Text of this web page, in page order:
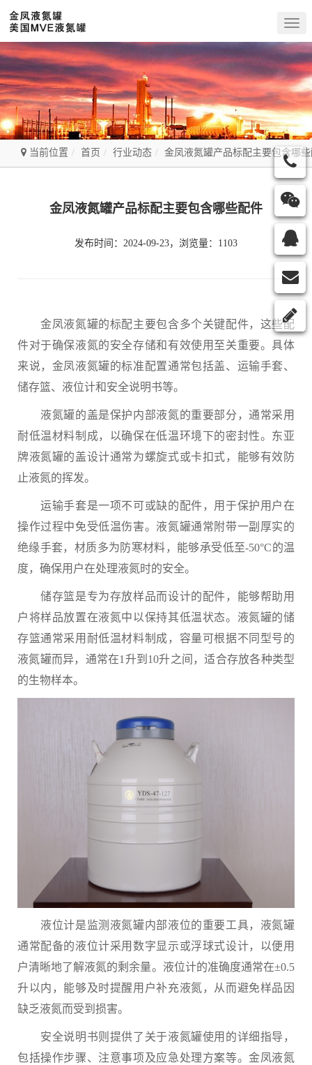
当前位置 首页 行业动态 金凤液氮罐产品标配主要包含哪
金凤液氮罐产品标配主要包含哪些配件
发布时间：2024-09-23，浏览量：1103
金凤液氮罐的标配主要包含多个关键配件，这些配
件对于确保液氮的安全存储和有效使用至关重要。具体
来说，金凤液氮罐的标准配置通常包括盖、运输手套、
储存篮、液位计和安全说明书等。
液氮罐的盖是保护内部液氮的重要部分，通常采用
耐低温材料制成，以确保在低温环境下的密封性。东亚
牌液氮罐的盖设计通常为螺旋式或卡扣式，能够有效防
止液氮的挥发。
运输手套是一项不可或缺的配件，用于保护用户在
操作过程中免受低温伤害。液氮罐通常附带一副厚实的
绝缘手套，材质多为防寒材料，能够承受低至-50°C的温
度，确保用户在处理液氮时的安全。
储存篮是专为存放样品而设计的配件，能够帮助用
户将样品放置在液氮中以保持其低温状态。液氮罐的储
存篮通常采用耐低温材料制成，容量可根据不同型号的
液氮罐而异，通常在1升到10升之间，适合存放各种类型
的生物样本。
液位计是监测液氮罐内部液位的重要工具，液氮罐
通常配备的液位计采用数字显示或浮球式设计，以便用
户清晰地了解液氮的剩余量。液位计的准确度通常在±0.5
升以内，能够及时提醒用户补充液氮，从而避免样品因
缺乏液氮而受到损害。
安全说明书则提供了关于液氮罐使用的详细指导，
包括操作步骤、注意事项及应急处理方案等。金凤液氮